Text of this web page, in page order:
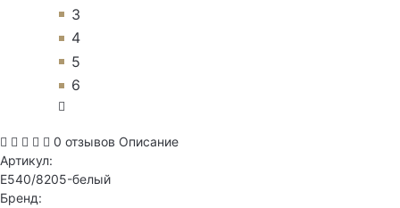
3
4
5
6
0 отзывов Описание
Артикул:
E540/8205-белый
Бренд: